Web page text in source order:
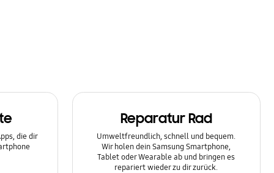
die dir
Reparatur Rad
Umweltfreundlich, schnell und bequem.
Wir holen dein Samsung Smartphone,
Tablet oder Wearable ab und bringen es
repariert wieder zu dir zurück.